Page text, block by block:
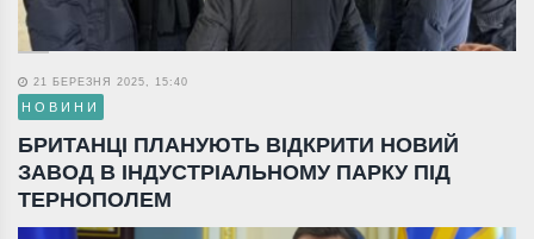
21 БЕРЕЗНЯ 2025, 15:40
НОВИНИ
БРИТАНЦІ ПЛАНУЮТЬ ВІДКРИТИ НОВИЙ
ЗАВОД В ІНДУСТРІАЛЬНОМУ ПАРКУ ПІД
ТЕРНОПОЛЕМ